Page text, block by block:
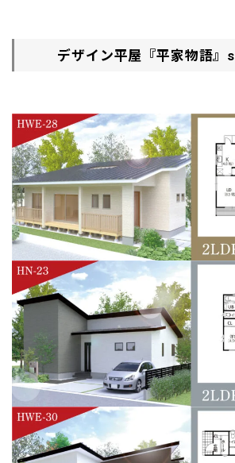
デザイン平屋『平家物語』